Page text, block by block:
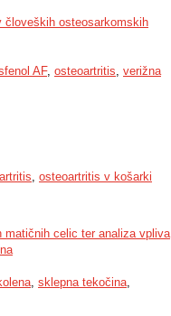
človeških osteosarkomskih
AF, osteoartritis, verižna
, osteoartritis v košarki
matičnih celic ter analiza vpliva
, sklepna tekočina,